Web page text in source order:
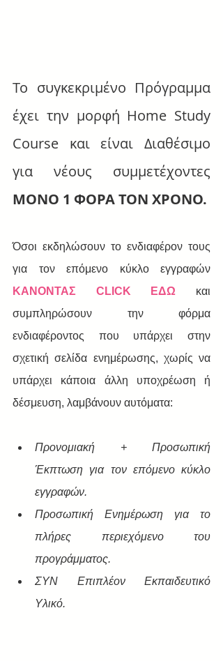
Το συγκεκριμένο Πρόγραμμα
έχει την μορφή Home Study
Course και είναι Διαθέσιμο
ΜΟΝΟ 1 ΦΟΡΑ ΤΟΝ ΧΡΟΝΟ.
Όσοι εκδηλώσουν το ενδιαφέρον τους
ΚΑΝΟΝΤΑΣ CLICK ΕΔΩ και
συμπληρώσουν την φόρμα
ενδιαφέροντος που υπάρχει στην
σχετική σελίδα ενημέρωσης, χωρίς να
υπάρχει κάποια άλλη υποχρέωση ή
δέσμευση, λαμβάνουν αυτόματα:
Προνομιακή + Προσωπική
Έκπτωση για τον επόμενο κύκλο
εγγραφών.
Προσωπική Ενημέρωση για το
πλήρες περιεχόμενο του
προγράμματος.
ΣΥΝ Επιπλέον Εκπαιδευτικό
Υλικό.